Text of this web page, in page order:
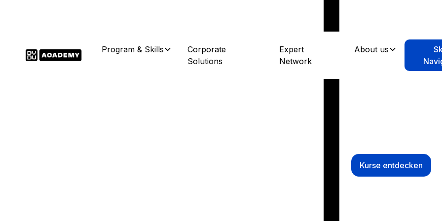
Program & Skills
Corporate
Solutions
Expert
Network
About us
Als fester Bestandteil
Kurse entdecken